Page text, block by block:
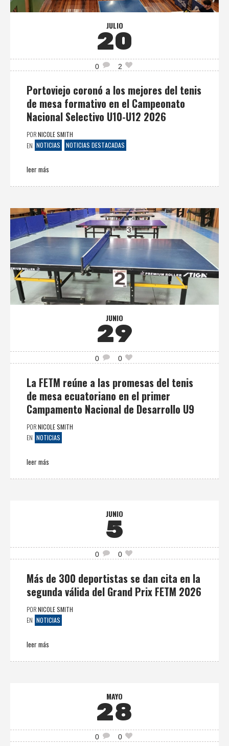
JULIO
20
0 2
Portoviejo coronó a los mejores del tenis
de mesa formativo en el Campeonato
Nacional Selectivo U10-U12 2026
PORNICOLE SMITH
EN NOTICIAS NOTICIAS DESTACADAS
leer más
JUNIO
29
0 0
La FETM reúne a las promesas del tenis
de mesa ecuatoriano en el primer
Campamento Nacional de Desarrollo U9
PORNICOLE SMITH
EN NOTICIAS
leer más
JUNIO
5
0 0
Más de 300 deportistas se dan cita en la
segunda válida del Grand Prix FETM 2026
PORNICOLE SMITH
EN NOTICIAS
leer más
MAYO
28
0 0